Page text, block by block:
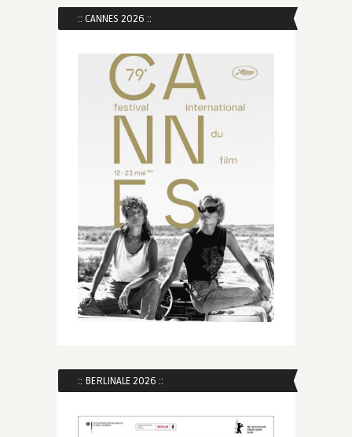
:: CANNES 2026 ::
:: BERLINALE 2026 ::